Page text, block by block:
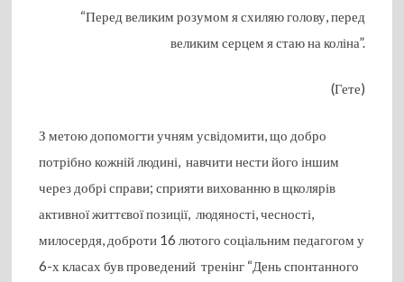
“Перед великим розумом я схиляю голову, перед
великим серцем я стаю на коліна”.
(Гете)
З метою допомогти учням усвідомити, що добро
потрібно кожній людині, навчити нести його іншим
через добрі справи; сприяти вихованню в щколярів
активної життєвої позиції, людяності, чесності,
милосердя, доброти 16 лютого соціальним педагогом у
6-х класах був проведений тренінг “День спонтанного